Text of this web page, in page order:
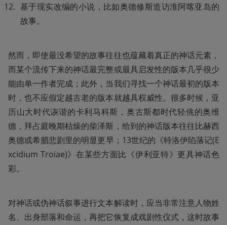
基于现实改编的小说，比如奥德修斯造访淮阿喀亚岛的
故事。
然而，即使最没希望的故事往往也蕴藏着真正的神话元素，
而某个流传下来的神话最完整或最具启发性的版本几乎很少
能由单一作者完成；此外，当我们寻找一个神话最初的版本
时，也不应假定越古老的版本就越具权威性。很多时候，亚
历山大时代诙谐的卡利马科斯，奥古斯都时代轻佻的奥维
德，拜占庭晚期枯燥的柴泽斯，给到的神话版本往往比赫西
奥德或希腊悲剧里的明显更早；13世纪的《特洛伊陷落记(E
xcidium Troiae)》在某些方面比《伊利亚特》更具神话色
彩。
对神话或伪神话叙事进行文本解读时，应当非常注意人物姓
名、出身部落和命运，再把它恢复成戏剧性仪式，这时故事